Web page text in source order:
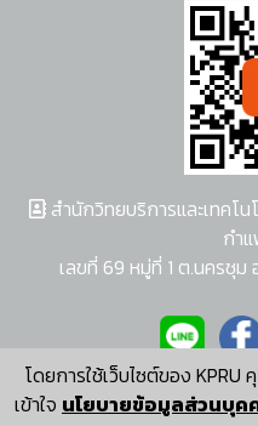
โดยการใช้เว็บไซต์ของ
เข้าใจ นโยบายข้อมูลส่วนบุค
สำนักวิทยบริการและเทคโ
กำ
เลขที่ 69 หมู่ที่ 1 ต.นครชุ
ผู้พัฒนาระบ